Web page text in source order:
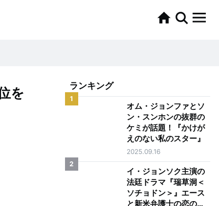
を
ランキング
1
オム・ジョンファとソ
ン・スンホンの抜群の
ケミが話題！『かけが
えのない私のスター』
2025.09.16
2
イ・ジョンソク主演の
法廷ドラマ『瑞草洞＜
ソチョドン＞』エース
と新米弁護士の恋の行